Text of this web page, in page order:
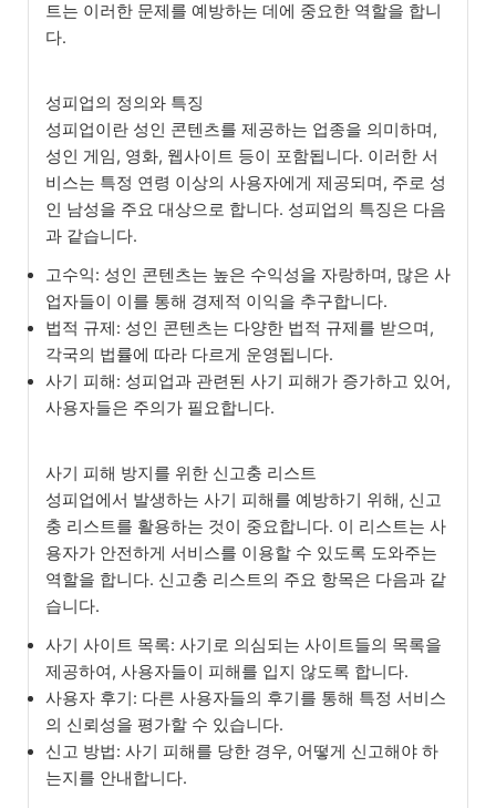
트는 이러한 문제를 예방하는 데에 중요한 역할을 합니
다.
성피업의 정의와 특징
성피업이란 성인 콘텐츠를 제공하는 업종을 의미하며,
성인 게임, 영화, 웹사이트 등이 포함됩니다. 이러한 서
비스는 특정 연령 이상의 사용자에게 제공되며, 주로 성
인 남성을 주요 대상으로 합니다. 성피업의 특징은 다음
과 같습니다.
고수익: 성인 콘텐츠는 높은 수익성을 자랑하며, 많은 사
업자들이 이를 통해 경제적 이익을 추구합니다.
법적 규제: 성인 콘텐츠는 다양한 법적 규제를 받으며,
각국의 법률에 따라 다르게 운영됩니다.
사기 피해: 성피업과 관련된 사기 피해가 증가하고 있어,
사용자들은 주의가 필요합니다.
사기 피해 방지를 위한 신고충 리스트
성피업에서 발생하는 사기 피해를 예방하기 위해, 신고
충 리스트를 활용하는 것이 중요합니다. 이 리스트는 사
용자가 안전하게 서비스를 이용할 수 있도록 도와주는
역할을 합니다. 신고충 리스트의 주요 항목은 다음과 같
습니다.
사기 사이트 목록: 사기로 의심되는 사이트들의 목록을
제공하여, 사용자들이 피해를 입지 않도록 합니다.
사용자 후기: 다른 사용자들의 후기를 통해 특정 서비스
의 신뢰성을 평가할 수 있습니다.
신고 방법: 사기 피해를 당한 경우, 어떻게 신고해야 하
는지를 안내합니다.